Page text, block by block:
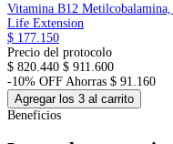
Vitamina B12
Life Extension
$ 177.150
Precio del protocolo
$ 820.440 $ 911.600
-10% OFF Ahorras $ 91.160
Agregar los 3 al carrito
Beneficios